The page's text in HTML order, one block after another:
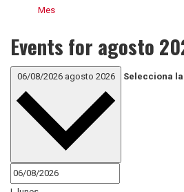
Mes
Events for agosto
06/08/2026 agosto 2026 Selecciona